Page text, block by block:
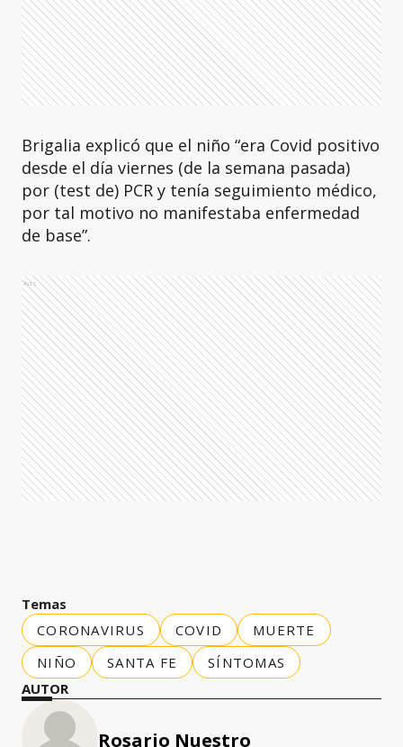
Brigalia explicó que el niño “era Covid positivo
desde el día viernes (de la semana pasada)
por (test de) PCR y tenía seguimiento médico,
por tal motivo no manifestaba enfermedad
de base”.
Ads
Temas
CORONAVIRUS
COVID
MUERTE
NIÑO
SANTA FE
SÍNTOMAS
AUTOR
Rosario Nuestro